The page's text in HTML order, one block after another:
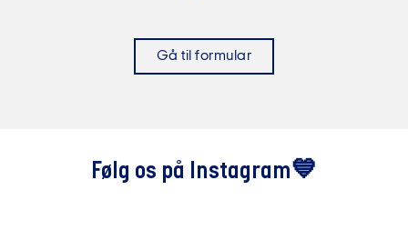
Gå til formular
Følg os på Instagram💙